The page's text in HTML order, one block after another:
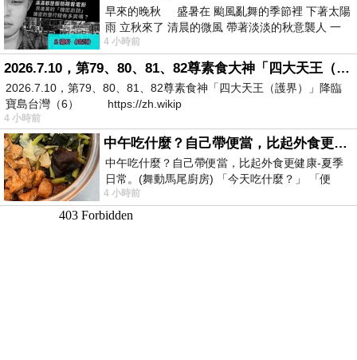
早來的晚秋 盛暑在 颱風亂舞的季節裡 下著太陽
雨 立秋來了 清晨的微風 帶著淡淡的秋意襲人 一
下子 又被赤
4 小時前
2026.7.10，第79、80、81、82尊素食大神「四大天王（護界）」降臨寶島台灣（6）
2026.7.10，第79、80、81、82尊素食神「四大天王（護界）」降臨
寶島台灣（6） https://zh.wikip
4 小時前
中午吃什麼？自己帶便當，比起外食更健康-夏季日常。(舞動馬尾廚房)
中午吃什麼？自己帶便當，比起外食更健康-夏季
日常。(舞動馬尾廚房) 「今天吃什麼？」 「便
當？麵？還是炒飯？」 每天都在選擇
4 小時前